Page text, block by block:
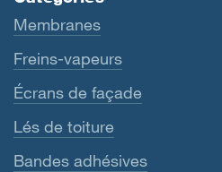
Membranes
Freins-vapeurs
Écrans de façade
Lés de toiture
Bandes adhésives